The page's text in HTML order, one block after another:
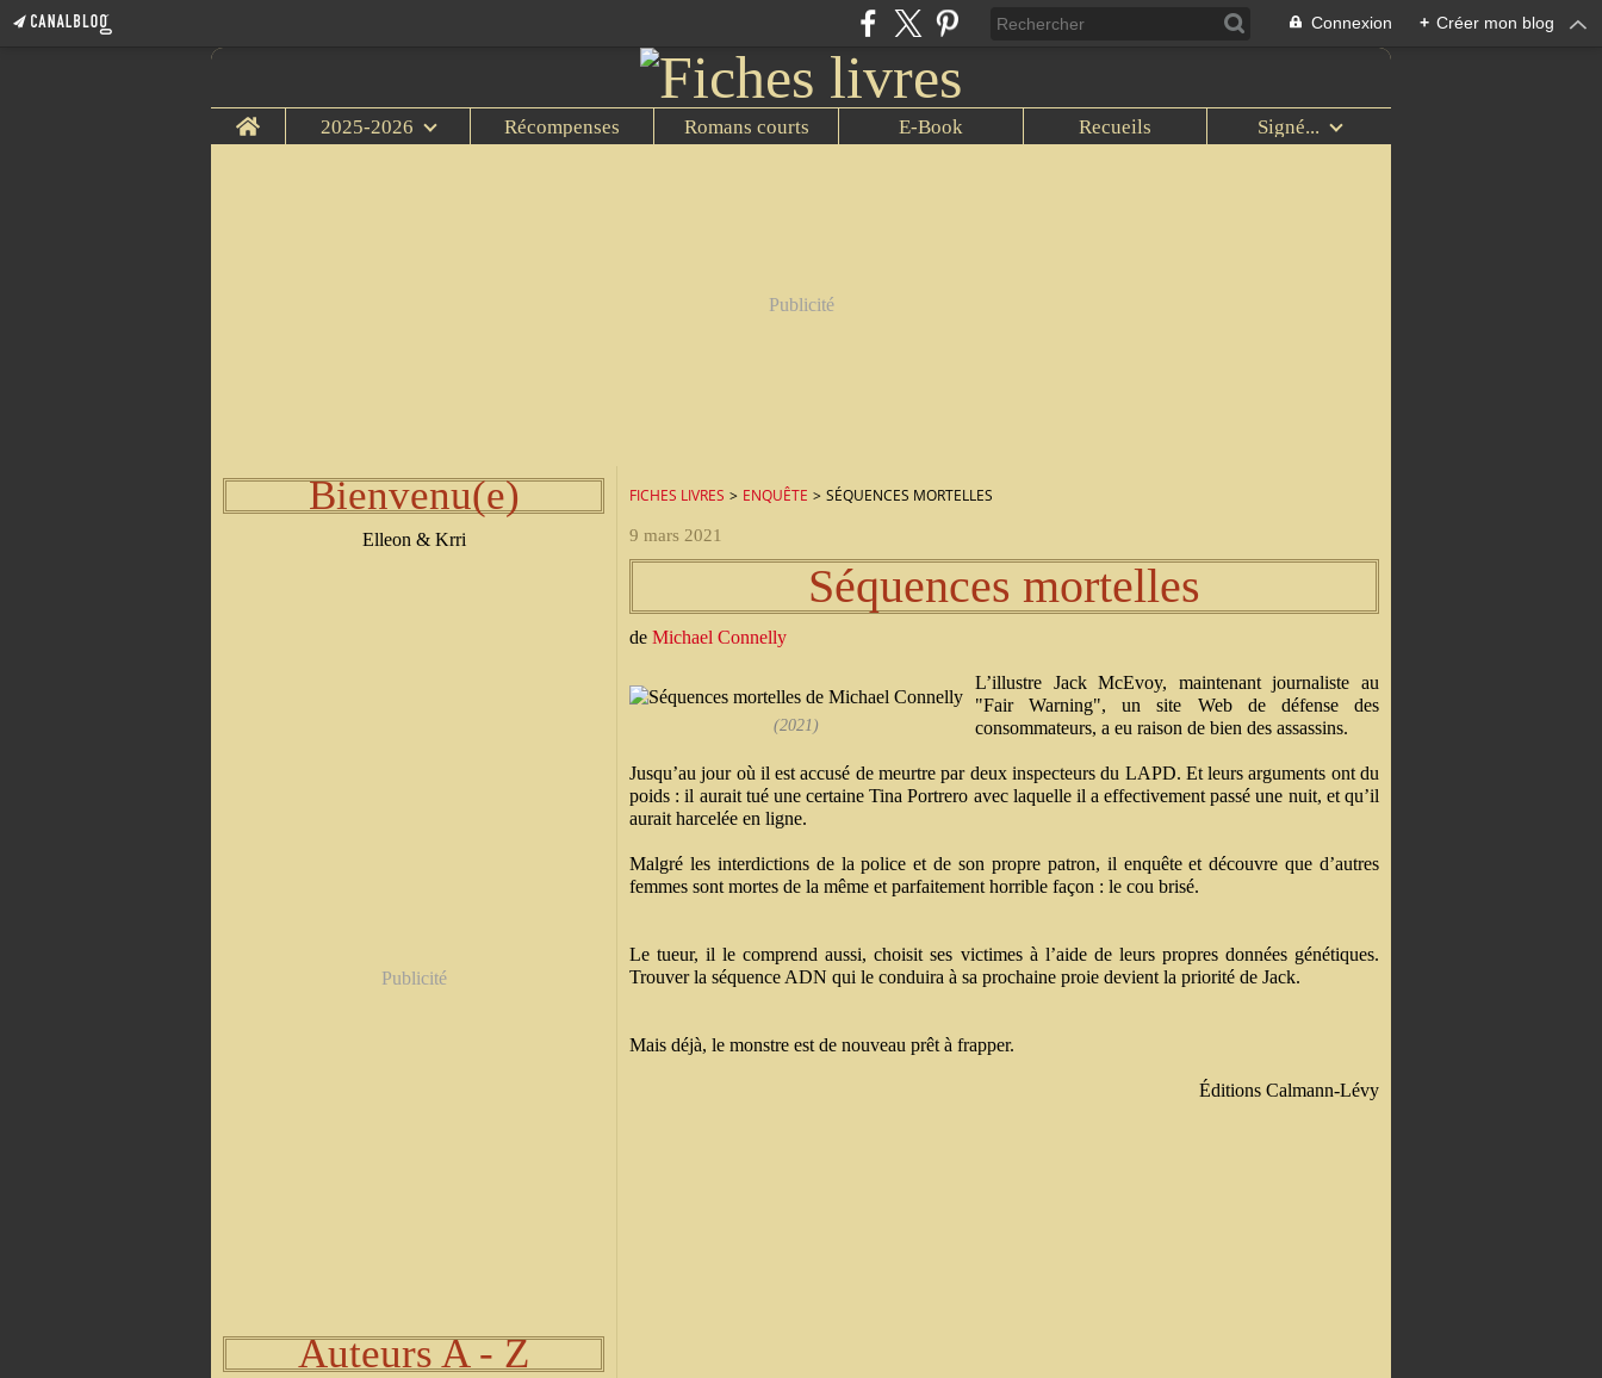
Connexion + Créer mon blog
Home 2025-2026 Récompenses Romans courts E-Book Recueils Signé...
Publicité
Bienvenu(e)
Elleon & Krri
Publicité
Auteurs A - Z
FICHES LIVRES > ENQUÊTE > SÉQUENCES MORTELLES
9 mars 2021
Séquences mortelles
de Michael Connelly
(2021)
L’illustre Jack McEvoy, maintenant journaliste au
"Fair Warning", un site Web de défense des
consommateurs, a eu raison de bien des assassins.
Jusqu’au jour où il est accusé de meurtre par deux inspecteurs du LAPD. Et leurs arguments ont du
poids : il aurait tué une certaine Tina Portrero avec laquelle il a effectivement passé une nuit, et qu’il
aurait harcelée en ligne.
Malgré les interdictions de la police et de son propre patron, il enquête et découvre que d’autres
femmes sont mortes de la même et parfaitement horrible façon : le cou brisé.
Le tueur, il le comprend aussi, choisit ses victimes à l’aide de leurs propres données génétiques.
Trouver la séquence ADN qui le conduira à sa prochaine proie devient la priorité de Jack.
Mais déjà, le monstre est de nouveau prêt à frapper.
Éditions Calmann-Lévy